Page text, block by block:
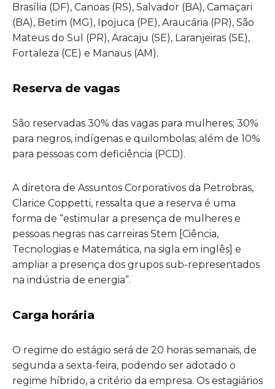
Brasília (DF), Canoas (RS), Salvador (BA), Camaçari
(BA), Betim (MG), Ipojuca (PE), Araucária (PR), São
Mateus do Sul (PR), Aracaju (SE), Laranjeiras (SE),
Fortaleza (CE) e Manaus (AM).
Reserva de vagas
São reservadas 30% das vagas para mulheres; 30%
para negros, indígenas e quilombolas; além de 10%
para pessoas com deficiência (PCD).
A diretora de Assuntos Corporativos da Petrobras,
Clarice Coppetti, ressalta que a reserva é uma
forma de “estimular a presença de mulheres e
pessoas negras nas carreiras Stem [Ciência,
Tecnologias e Matemática, na sigla em inglês] e
ampliar a presença dos grupos sub-representados
na indústria de energia”.
Carga horária
O regime do estágio será de 20 horas semanais, de
segunda a sexta-feira, podendo ser adotado o
regime híbrido, a critério da empresa. Os estagiários